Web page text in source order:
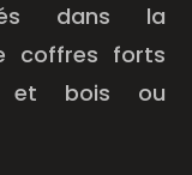
dans la
coffres forts
et bois ou